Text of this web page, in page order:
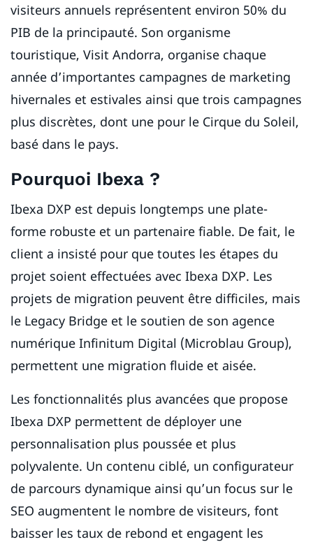
visiteurs annuels représentent environ 50% du
PIB de la principauté. Son organisme
touristique, Visit Andorra, organise chaque
année d’importantes campagnes de marketing
hivernales et estivales ainsi que trois campagnes
plus discrètes, dont une pour le Cirque du Soleil,
basé dans le pays.
Pourquoi Ibexa ?
Ibexa DXP est depuis longtemps une plate-
forme robuste et un partenaire fiable. De fait, le
client a insisté pour que toutes les étapes du
projet soient effectuées avec Ibexa DXP. Les
projets de migration peuvent être difficiles, mais
le Legacy Bridge et le soutien de son agence
numérique Infinitum Digital (Microblau Group),
permettent une migration fluide et aisée.
Les fonctionnalités plus avancées que propose
Ibexa DXP permettent de déployer une
personnalisation plus poussée et plus
polyvalente. Un contenu ciblé, un configurateur
de parcours dynamique ainsi qu’un focus sur le
SEO augmentent le nombre de visiteurs, font
baisser les taux de rebond et engagent les